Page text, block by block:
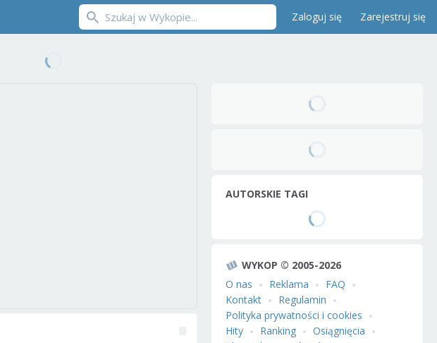
Zaloguj się Zarejestruj się
AUTORSKIE TAGI
WYKOP © 2005-2026
O nas
Reklama
FAQ
Kontakt
Regulamin
Polityka prywatności i cookies
Hity
Ranking
Osiągnięcia